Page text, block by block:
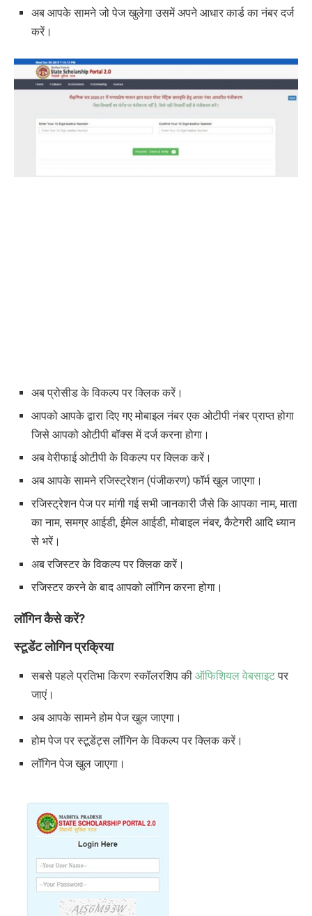
अब आपके सामने जो पेज खुलेगा उसमें अपने आधार कार्ड का नंबर दर्ज
करें।
अब प्रोसीड के विकल्प पर क्लिक करें।
आपको आपके द्वारा दिए गए मोबाइल नंबर एक ओटीपी नंबर प्राप्त होगा
जिसे आपको ओटीपी बॉक्स में दर्ज करना होगा।
अब वेरीफाई ओटीपी के विकल्प पर क्लिक करें।
अब आपके सामने रजिस्ट्रेशन (पंजीकरण) फॉर्म खुल जाएगा।
रजिस्ट्रेशन पेज पर मांगी गई सभी जानकारी जैसे कि आपका नाम, माता
का नाम, समग्र आईडी, ईमेल आईडी, मोबाइल नंबर, कैटेगरी आदि ध्यान
से भरें।
अब रजिस्टर के विकल्प पर क्लिक करें।
रजिस्टर करने के बाद आपको लॉगिन करना होगा।
लॉगिन कैसे करें?
स्टूडेंट लोगिन प्रक्रिया
सबसे पहले प्रतिभा किरण स्कॉलरशिप की ऑफिशियल वेबसाइटपर
जाएं।
अब आपके सामने होम पेज खुल जाएगा।
होम पेज पर स्टूडेंट्स लॉगिन के विकल्प पर क्लिक करें।
लॉगिन पेज खुल जाएगा।